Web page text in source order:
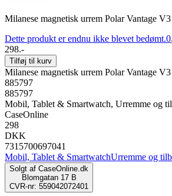
Milanese magnetisk urrem Polar Vantage
Dette produkt er endnu ikke blevet bedømt.0
298.-
Tilføj til kurv
Milanese magnetisk urrem Polar Vantage
885797
885797
Mobil, Tablet & Smartwatch, Urremme og
CaseOnline
298
DKK
7315700697041
Mobil, Tablet & SmartwatchUrremme og
Solgt af CaseOnline.dk
Blomgatan 17 B
CVR-nr: 559042072401